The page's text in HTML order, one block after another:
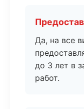
Да, на все
до 3 лет в
работ.